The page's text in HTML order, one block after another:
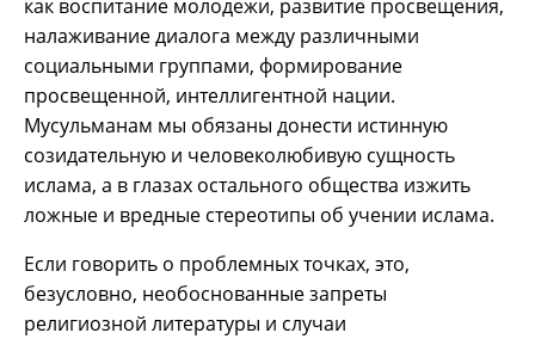
как воспитание молодежи, развитие просвещения,
налаживание диалога между различными
социальными группами, формирование
просвещенной, интеллигентной нации.
Мусульманам мы обязаны донести истинную
созидательную и человеколюбивую сущность
ислама, а в глазах остального общества изжить
ложные и вредные стереотипы об учении ислама.
Если говорить о проблемных точках, это,
безусловно, необоснованные запреты
религиозной литературы и случаи